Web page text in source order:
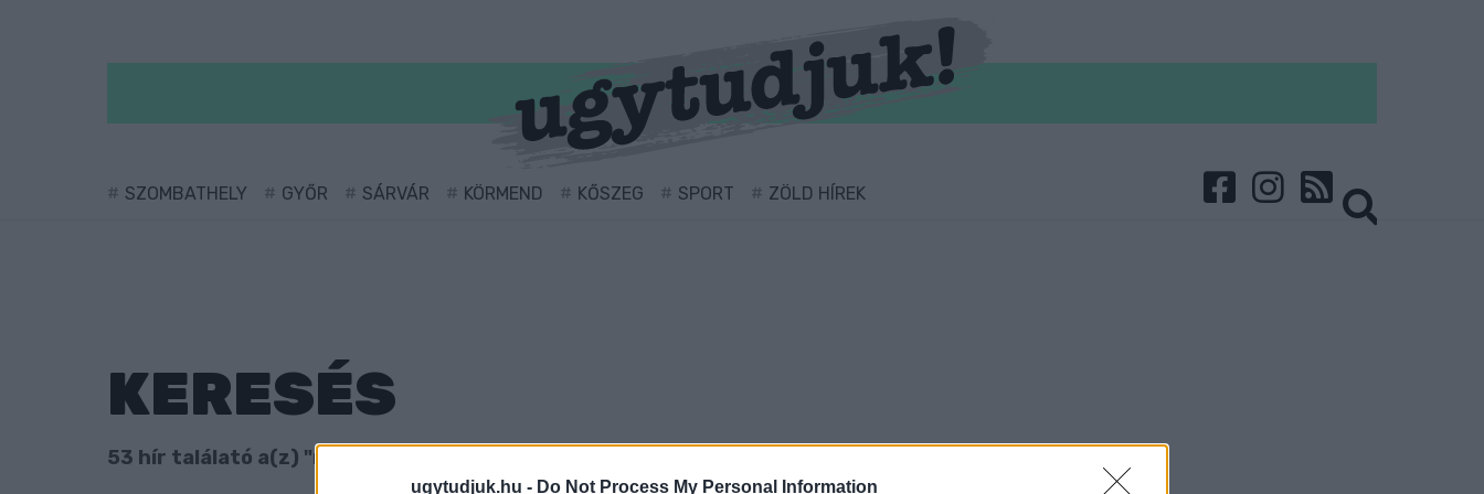
ugytudjuk.hu - Do Not Process My Personal Information
SZOMBATHELY GYŐR SÁRVÁR KÖRMEND KŐSZEG SPORT ZÖLD HÍREK
KERESÉS
53 hír találató a(z) "nyugdíj" cimkével ellátva.